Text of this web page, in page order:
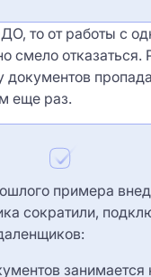
то от работы с
смело отказаться.
документов
еще раз.
примера
сократили,
занимается